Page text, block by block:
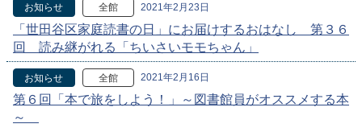
お知らせ 全館 2021年2月23日
「世田谷区家庭読書の日」にお届けするおはなし 第３６
回 読み継がれる「ちいさいモモちゃん」
お知らせ 全館 2021年2月16日
第６回「本で旅をしよう！」～図書館員がオススメする本
～